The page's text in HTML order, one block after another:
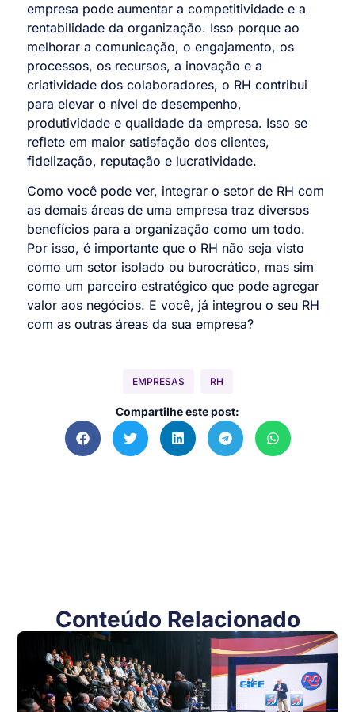
empresa pode aumentar a competitividade e a
rentabilidade da organização. Isso porque ao
melhorar a comunicação, o engajamento, os
processos, os recursos, a inovação e a
criatividade dos colaboradores, o RH contribui
para elevar o nível de desempenho,
produtividade e qualidade da empresa. Isso se
reflete em maior satisfação dos clientes,
fidelização, reputação e lucratividade.
Como você pode ver, integrar o setor de RH com
as demais áreas de uma empresa traz diversos
benefícios para a organização como um todo.
Por isso, é importante que o RH não seja visto
como um setor isolado ou burocrático, mas sim
como um parceiro estratégico que pode agregar
valor aos negócios. E você, já integrou o seu RH
com as outras áreas da sua empresa?
EMPRESAS RH
Compartilhe este post:
Conteúdo Relacionado